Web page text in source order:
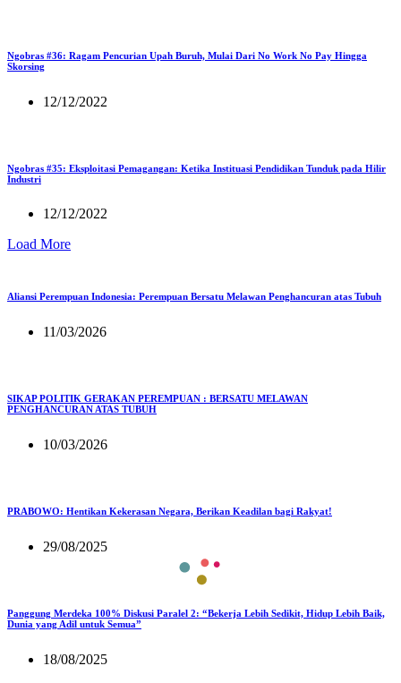
Ngobras #36: Ragam Pencurian Upah Buruh, Mulai Dari No Work No Pay Hingga
Skorsing
12/12/2022
Ngobras #35: Eksploitasi Pemagangan: Ketika Instituasi Pendidikan Tunduk pada Hilir
Industri
12/12/2022
Load More
Aliansi Perempuan Indonesia: Perempuan Bersatu Melawan Penghancuran atas Tubuh
11/03/2026
SIKAP POLITIK GERAKAN PEREMPUAN : BERSATU MELAWAN
PENGHANCURAN ATAS TUBUH
10/03/2026
PRABOWO: Hentikan Kekerasan Negara, Berikan Keadilan bagi Rakyat!
29/08/2025
Panggung Merdeka 100% Diskusi Paralel 2: “Bekerja Lebih Sedikit, Hidup Lebih Baik,
Dunia yang Adil untuk Semua”
18/08/2025